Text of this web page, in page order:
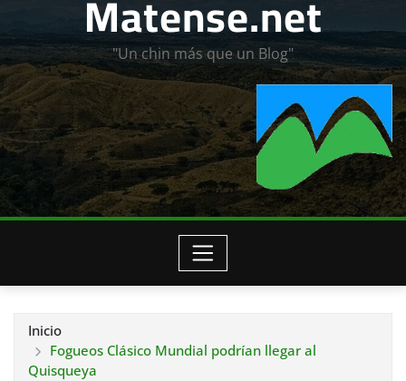
Matense.net
"Un chin más que un Blog"
Inicio
Fogueos Clásico Mundial podrían llegar al
Quisqueya